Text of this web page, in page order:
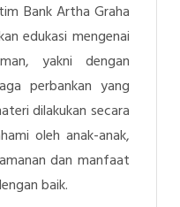
Bank Artha Graha
edukasi mengenai
yakni dengan
perbankan yang
dilakukan secara
oleh anak-anak,
dan manfaat
baik.